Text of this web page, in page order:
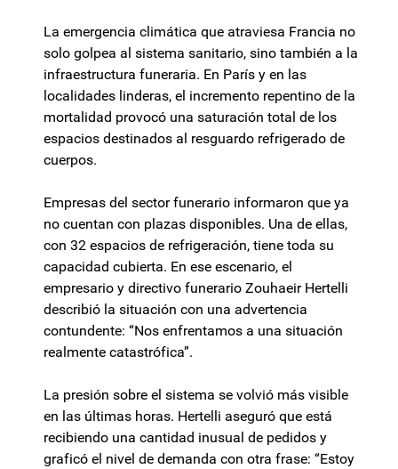
La emergencia climática que atraviesa Francia no
solo golpea al sistema sanitario, sino también a la
infraestructura funeraria. En París y en las
localidades linderas, el incremento repentino de la
mortalidad provocó una saturación total de los
espacios destinados al resguardo refrigerado de
cuerpos.
Empresas del sector funerario informaron que ya
no cuentan con plazas disponibles. Una de ellas,
con 32 espacios de refrigeración, tiene toda su
capacidad cubierta. En ese escenario, el
empresario y directivo funerario Zouhaeir Hertelli
describió la situación con una advertencia
contundente: “Nos enfrentamos a una situación
realmente catastrófica”.
La presión sobre el sistema se volvió más visible
en las últimas horas. Hertelli aseguró que está
recibiendo una cantidad inusual de pedidos y
graficó el nivel de demanda con otra frase: “Estoy